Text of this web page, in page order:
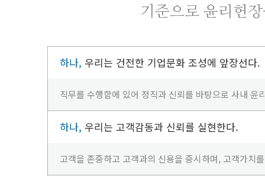
기준으로 윤리헌
하나, 우리는 건전한 기업문화 조성에 앞장선다.
직무를 수행함에 있어 정직과 신뢰를 바탕으로 사내
하나, 우리는 고객감동과 신뢰를 실현한다.
고객을 존중하고 고객과의 신용을 중시하며, 고객가치